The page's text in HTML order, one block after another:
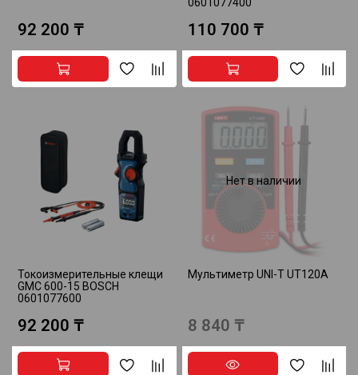
92 200 ₸ 110 700 ₸
Токоизмерительные клещи
GMC 600-15 BOSCH
0601077600
92 200 ₸
Нет в наличии
Мультиметр UNI-T UT120A
8 840 ₸